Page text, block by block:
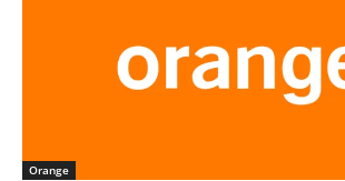
Orange